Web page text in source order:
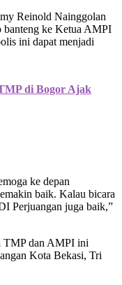
Reinold Nainggolan
banteng ke Ketua AMPI
ini dapat menjadi
di Bogor Ajak
ke depan
baik. Kalau bicara
Perjuangan juga baik,”
TMP dan AMPI ini
Kota Bekasi, Tri